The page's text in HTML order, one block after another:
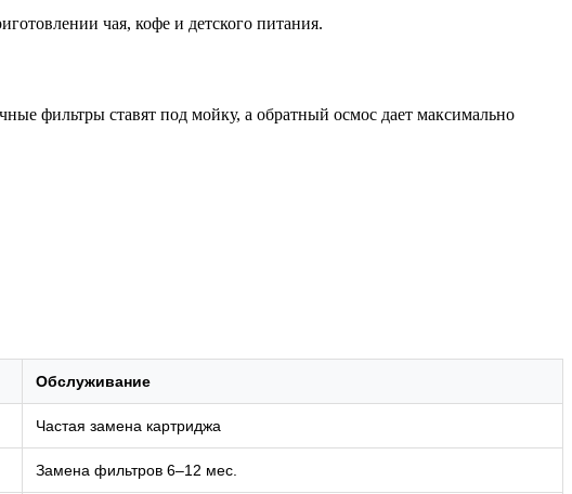
чая, кофе и детского питания.
фильтры ставят под мойку, а обратный осмос дает максимально
Обслуживание
Частая замена картриджа
Замена фильтров 6–12 мес.